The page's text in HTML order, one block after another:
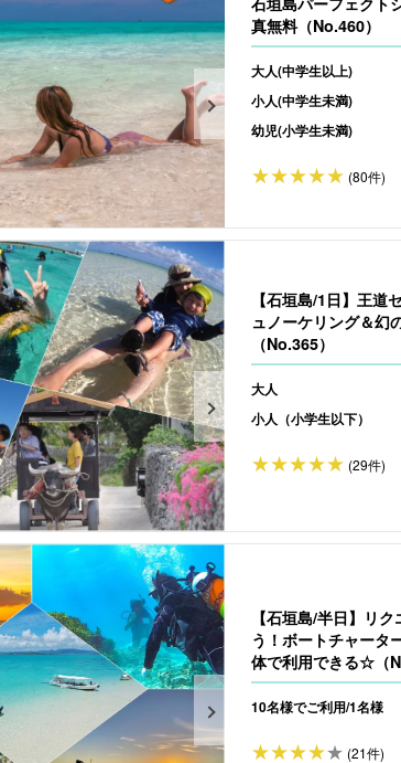
真無料（No.460）
大人(中学生以上)
小人(中学生未満)
幼児(小学生未満)
(80件)
【石垣島/1日】王
ュノーケリング＆幻
（No.365）
大人
小人（小学生以下）
(29件)
【石垣島/半日】リ
う！ボートチャータ
体で利用できる☆（
10名様でご利用/1名様
(21件)